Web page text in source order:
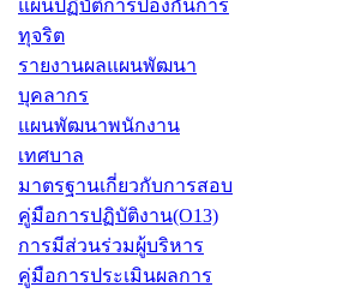
แผนปฏิบัติการป้องกันการ
ทุจริต
รายงานผลแผนพัฒนา
บุคลากร
แผนพัฒนาพนักงาน
เทศบาล
มาตรฐานเกี่ยวกับการสอบ
คู่มือการปฏิบัติงาน(O13)
การมีส่วนร่วมผู้บริหาร
คู่มือการประเมินผลการ